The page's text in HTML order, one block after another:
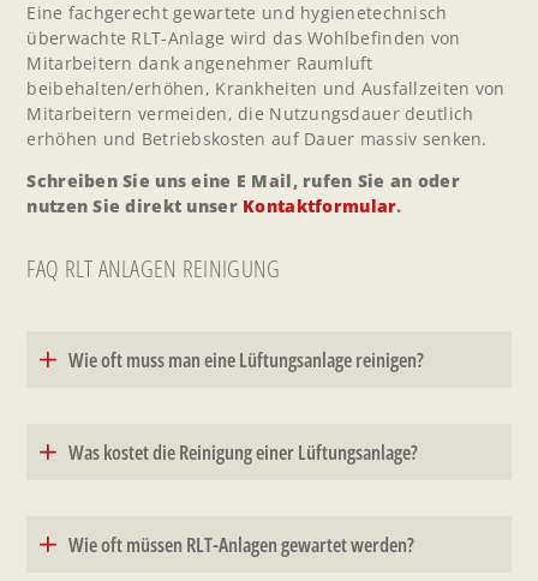
Eine fachgerecht gewartete und hygienetechnisch
überwachte RLT-Anlage wird das Wohlbefinden von
Mitarbeitern dank angenehmer Raumluft
beibehalten/erhöhen, Krankheiten und Ausfallzeiten von
Mitarbeitern vermeiden, die Nutzungsdauer deutlich
erhöhen und Betriebskosten auf Dauer massiv senken.
Schreiben Sie uns eine E Mail, rufen Sie an oder
nutzen Sie direkt unser Kontaktformular.
FAQ RLT ANLAGEN REINIGUNG
Wie oft muss man eine Lüftungsanlage reinigen?
Was kostet die Reinigung einer Lüftungsanlage?
Wie oft müssen RLT-Anlagen gewartet werden?